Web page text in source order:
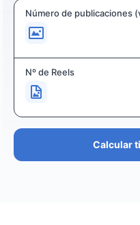
Número de publicaciones
Nº de Reels
Calcular